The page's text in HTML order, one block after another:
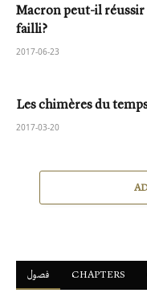
Macron peut-il réussir
failli?
2017-06-23
Les chimères du
2017-03-20
فصول ْCHAPTERS